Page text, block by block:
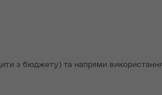
з бюджету) та напрями